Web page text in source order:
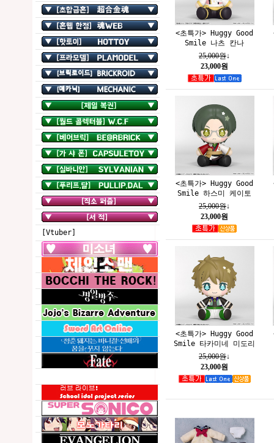
[Vtuber]
<초특가> Huggy Good
Smile 나츠 칸나
25,000원↓
23,000원
<초특가> Huggy Good
Smile 하스미 케이토
25,000원↓
23,000원
<초특가> Huggy Good
Smile 타카미네 미도리
25,000원↓
23,000원